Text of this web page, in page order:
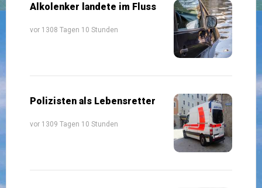
Alkolenker landete im Fluss
vor 1308 Tagen 10 Stunden
Polizisten als Lebensretter
vor 1309 Tagen 10 Stunden